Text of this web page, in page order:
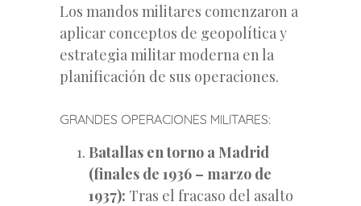
Los mandos militares comenzaron a
aplicar conceptos de geopolítica y
estrategia militar moderna en la
planificación de sus operaciones.
GRANDES OPERACIONES MILITARES:
Batallas en torno a Madrid
(finales de 1936 – marzo de
1937): Tras el fracaso del asalto